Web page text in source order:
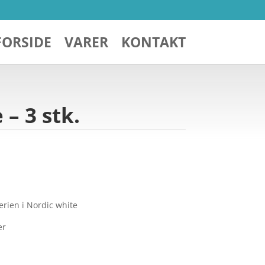
VARER KONTAKT
3 stk.
i Nordic white